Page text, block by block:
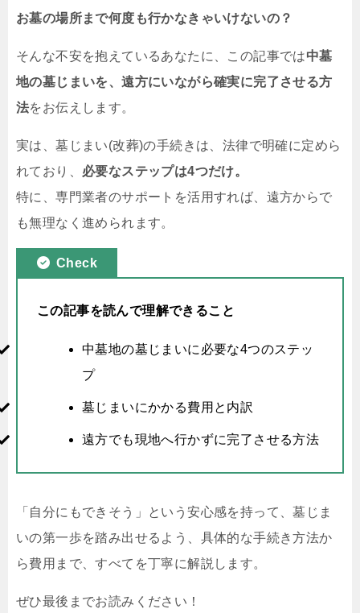
お墓の場所まで何度も行かなきゃいけないの？
そんな不安を抱えているあなたに、この記事では中墓
地の墓じまいを、遠方にいながら確実に完了させる方
法をお伝えします。
実は、墓じまい(改葬)の手続きは、法律で明確に定めら
れており、 必要なステップは4つだけ。
特に、専門業者のサポートを活用すれば、遠方からで
も無理なく進められます。
Check
この記事を読んで理解できること
中墓地の墓じまいに必要な4つのステッ
プ
墓じまいにかかる費用と内訳
遠方でも現地へ行かずに完了させる方法
「自分にもできそう」という安心感を持って、墓じま
いの第一歩を踏み出せるよう、具体的な手続き方法か
ら費用まで、すべてを丁寧に解説します。
ぜひ最後までお読みください！